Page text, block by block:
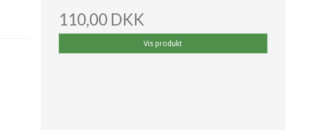
110,00 DKK
Vis produkt